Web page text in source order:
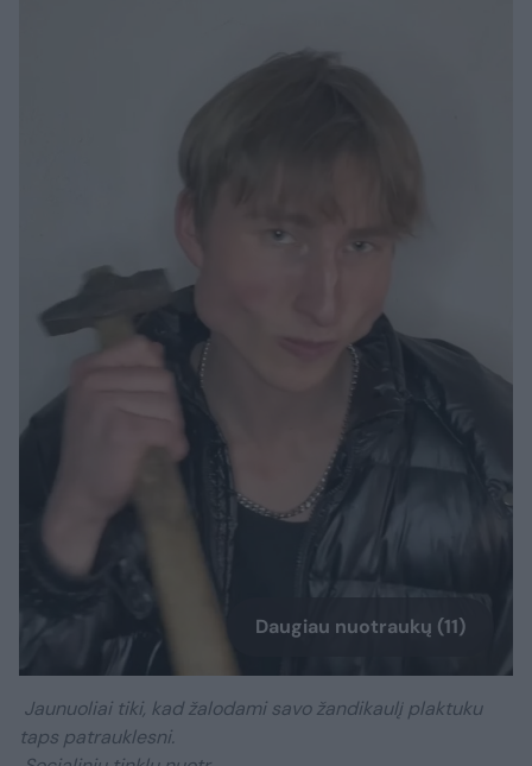
Daugiau nuotraukų (11)
Jaunuoliai tiki, kad žalodami savo žandikaulį plaktuku
taps patrauklesni.